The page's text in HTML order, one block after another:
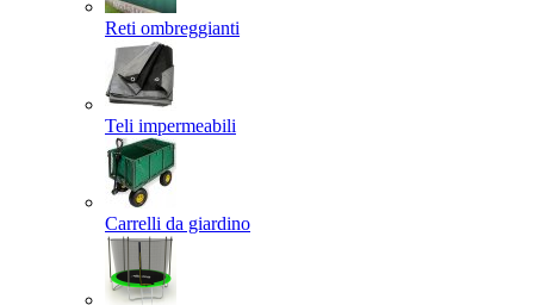
Reti ombreggianti
Teli impermeabili
Carrelli da giardino